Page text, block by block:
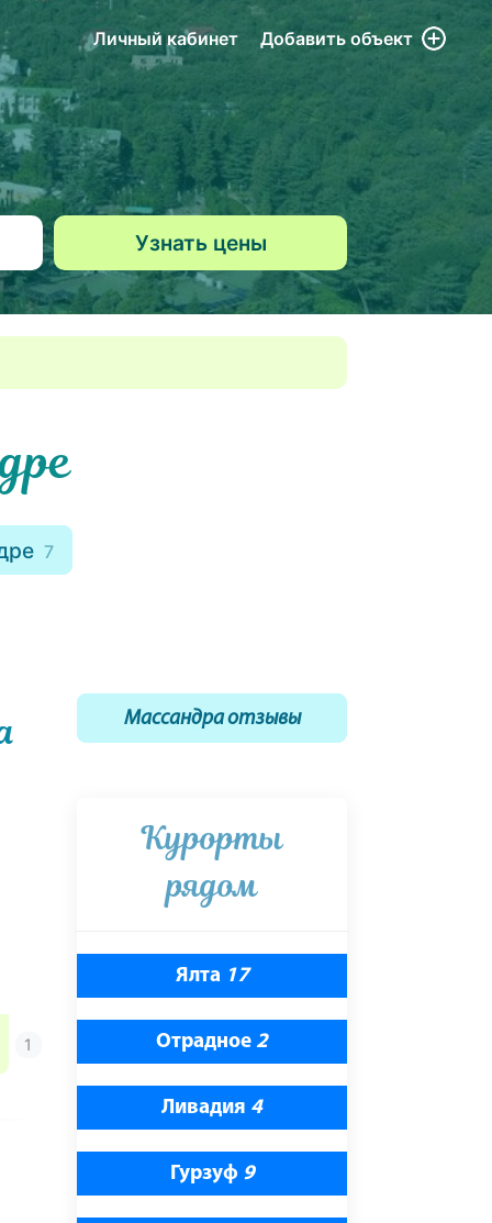
Личный кабинет Добавить объект
7
Массандра отзывы
Курорты
рядом
Ялта 17
Отрадное 2
Ливадия 4
Гурзуф 9